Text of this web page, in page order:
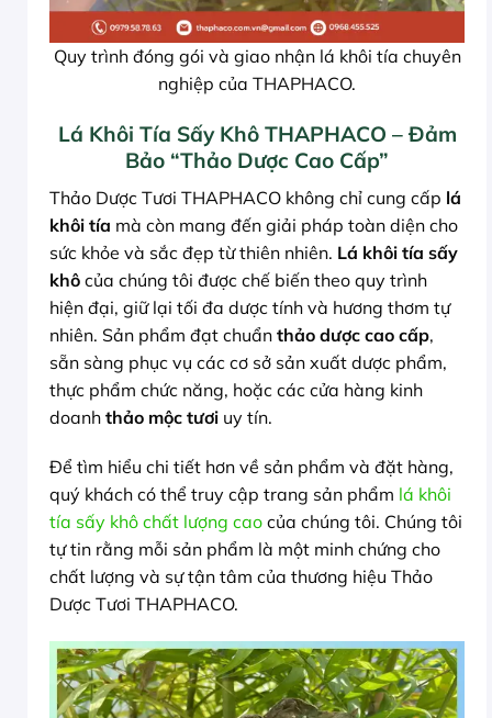
Quy trình đóng gói và giao nhận lá khôi tía chuyên
nghiệp của THAPHACO.
Lá Khôi Tía Sấy Khô THAPHACO – Đảm
Bảo “Thảo Dược Cao Cấp”
Thảo Dược Tươi THAPHACO không chỉ cung cấp lá
khôi tía mà còn mang đến giải pháp toàn diện cho
sức khỏe và sắc đẹp từ thiên nhiên. Lá khôi tía sấy
khô của chúng tôi được chế biến theo quy trình
hiện đại, giữ lại tối đa dược tính và hương thơm tự
nhiên. Sản phẩm đạt chuẩn thảo dược cao cấp,
sẵn sàng phục vụ các cơ sở sản xuất dược phẩm,
thực phẩm chức năng, hoặc các cửa hàng kinh
doanh thảo mộc tươi uy tín.
Để tìm hiểu chi tiết hơn về sản phẩm và đặt hàng,
quý khách có thể truy cập trang sản phẩm lá khôi
tía sấy khô chất lượng cao của chúng tôi. Chúng tôi
tự tin rằng mỗi sản phẩm là một minh chứng cho
chất lượng và sự tận tâm của thương hiệu Thảo
Dược Tươi THAPHACO.